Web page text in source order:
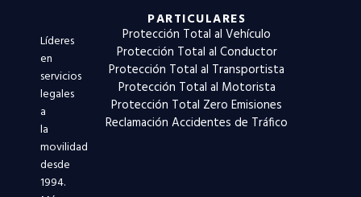
Líderes
en
servicios
legales
a
la
movilidad
desde
1994.
PARTICULARES
Protección Total al Vehículo
Protección Total al Conductor
Protección Total al Transportista
Protección Total al Motorista
Protección Total Zero Emisiones
Reclamación Accidentes de Tráfico